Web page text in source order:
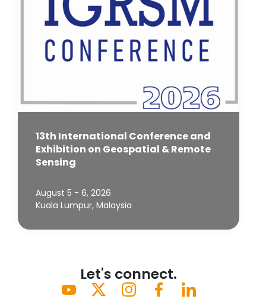
13th International Conference and
Exhibition on Geospatial & Remote
Sensing
August 5 - 6, 2026
Kuala Lumpur, Malaysia
Let's connect.